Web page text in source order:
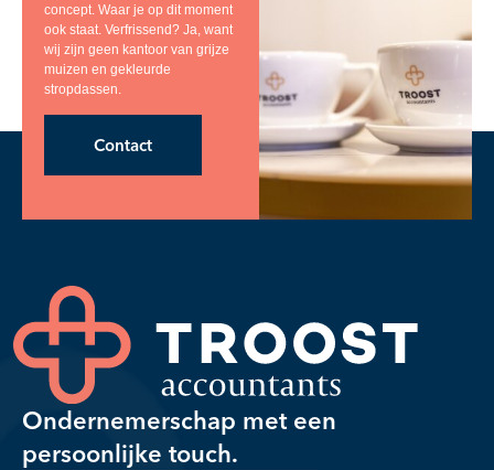
concept. Waar je op dit moment
ook staat. Verfrissend? Ja, want
wij zijn geen kantoor van grijze
muizen en gekleurde
stropdassen.
Contact
Ondernemerschap met een
persoonlijke touch.